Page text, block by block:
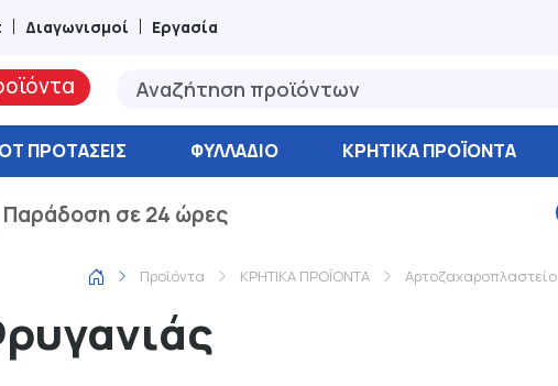
Διαγωνισμοί Εργασία
ΠΡΟΤΆΣΕΙΣ ΦΥΛΛΆΔΙΟ ΚΡΗΤΙΚΑ ΠΡΟΪΟΝΤΑ
Παράδοση σε 24 ώρες
Προϊόντα ΚΡΗΤΙΚΑ ΠΡΟΪΟΝΤΑ Αρτοζαχαροπλαστείο